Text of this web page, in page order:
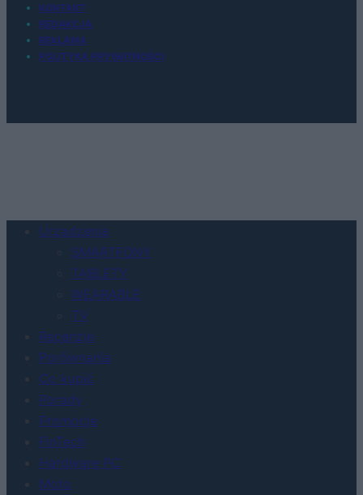
KONTAKT
REDAKCJA
REKLAMA
POLITYKA PRYWATNOŚCI
Urządzenia
SMARTFONY
TABLETY
WEARABLE
TV
Recenzje
Porównania
Co kupić
Porady
Promocje
FinTech
Hardware PC
Moto